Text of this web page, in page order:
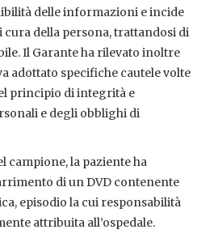
delle informazioni e incide
della persona, trattandosi di
Il Garante ha rilevato inoltre
adottato specifiche cautele volte
principio di integrità e
e degli obblighi di
campione, la paziente ha
di un DVD contenente
episodio la cui responsabilità
attribuita all’ospedale.